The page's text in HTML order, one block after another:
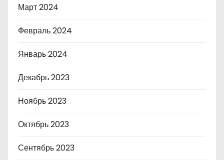
Март 2024
Февраль 2024
Январь 2024
Декабрь 2023
Ноябрь 2023
Октябрь 2023
Сентябрь 2023